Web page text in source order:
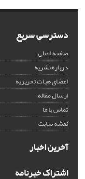
دسترسی سریع
صفحه اصلی
درباره نشریه
اعضای هیات تحریریه
ارسال مقاله
تماس با ما
نقشه سایت
آخرین اخبار
اشتراک خبرنامه